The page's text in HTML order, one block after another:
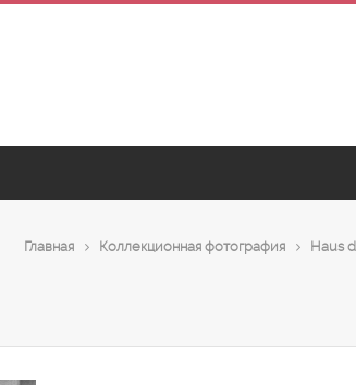
Главная Коллекционная фотография Haus